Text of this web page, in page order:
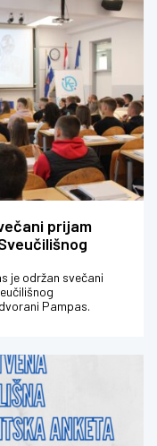
prijam
je održan svečani
Pampas.